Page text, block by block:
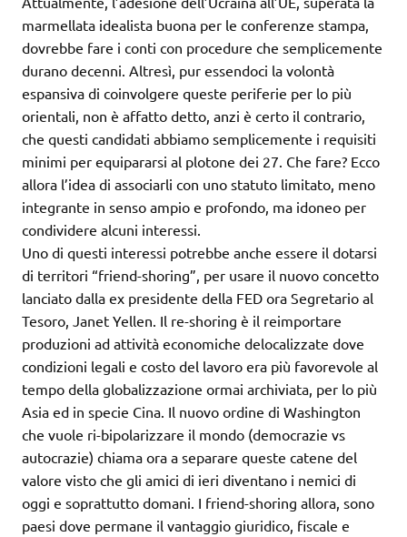
marmellata idealista buona per le conferenze stampa,
dovrebbe fare i conti con procedure che semplicemente
durano decenni. Altresì, pur essendoci la volontà
espansiva di coinvolgere queste periferie per lo più
orientali, non è affatto detto, anzi è certo il contrario,
che questi candidati abbiamo semplicemente i requisiti
minimi per equipararsi al plotone dei 27. Che fare? Ecco
allora l’idea di associarli con uno statuto limitato, meno
integrante in senso ampio e profondo, ma idoneo per
condividere alcuni interessi.
Uno di questi interessi potrebbe anche essere il dotarsi
di territori “friend-shoring”, per usare il nuovo concetto
lanciato dalla ex presidente della FED ora Segretario al
Tesoro, Janet Yellen. Il re-shoring è il reimportare
produzioni ad attività economiche delocalizzate dove
condizioni legali e costo del lavoro era più favorevole al
tempo della globalizzazione ormai archiviata, per lo più
Asia ed in specie Cina. Il nuovo ordine di Washington
che vuole ri-bipolarizzare il mondo (democrazie vs
autocrazie) chiama ora a separare queste catene del
valore visto che gli amici di ieri diventano i nemici di
oggi e soprattutto domani. I friend-shoring allora, sono
paesi dove permane il vantaggio giuridico, fiscale e